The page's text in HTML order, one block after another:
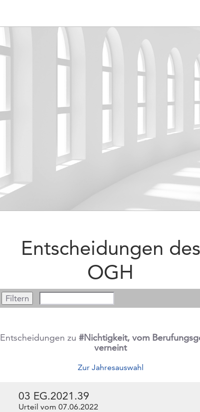
Entscheidungen des
OGH
Entscheidungen zu#Nichtigkeit, vom
verneint
Zur Jahresauswahl
03 EG.2021.39
Urteil vom 07.06.2022